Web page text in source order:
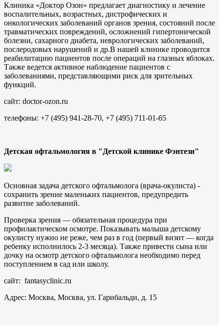
Клиника «Доктор Озон» предлагает диагностику и лечение
воспалительных, возрастных, дистрофических и
онкологических заболеваний органов зрения, состояний после
травматических повреждений, осложнений гипертонической
болезни, сахарного диабета, неврологических заболеваний,
послеродовых нарушений и др.В нашей клинике проводится
реабилитацию пациентов после операций на глазных яблоках.
Также ведется активное наблюдение пациентов с
заболеваниями, представляющими риск для зрительных
функций.
сайт: doctor-ozon.ru
телефоны: +7 (495) 941-28-70, +7 (495) 711-01-65
Детская офтальмология в "Детской клинике Фэнтези"
Основная задача детского офтальмолога (врача-окулиста) -
сохранить зрение маленьких пациентов, предупредить
развитие заболеваний.
Проверка зрения — обязательная процедура при
профилактическом осмотре. Показывать малыша детскому
окулисту нужно не реже, чем раз в год (первый визит — когда
ребенку исполнилось 2-3 месяца). Также привести сына или
дочку на осмотр детского офтальмолога необходимо перед
поступлением в сад или школу.
сайт: fantasyclinic.ru
Адрес: Москва, Москва, ул. Гарибальди, д. 15